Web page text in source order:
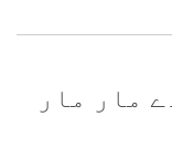
مار مار